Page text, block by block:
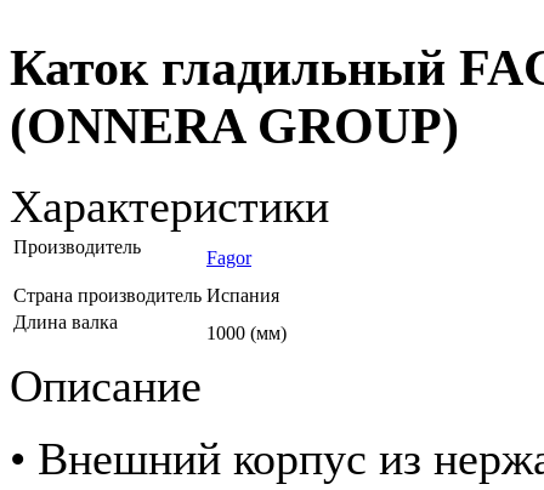
Каток гладильный
(ONNERA GROUP)
Характеристики
Производитель
Fagor
Страна производитель Испания
Длина валка
1000 (мм)
Описание
• Внешний корпус из